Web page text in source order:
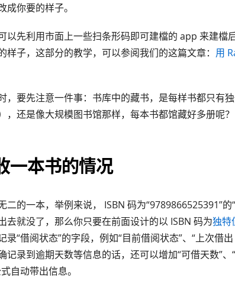
你要的样子。
以先利用市面上一些扫条形码即可建檔的 app 来建檔
样子，这部分的教学，可以参阅我们的这篇文章： 用
，要先注意一件事：书库中的藏书，是每样书都只有
，还是像大规模图书馆那样，每本书都馆藏好多册呢？
一本书的情况
二的一本，举例来说， ISBN 码为“9789866525391”的
去就没了，那么你只要在前面设计的以 ISBN 码为独特
“借阅状态”的字段，例如“目前借阅状态”、“上次借
录到逾期天数等信息的话，还可以增加“可借天数”、
自动带出信息。